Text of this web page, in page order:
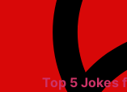
Top 5